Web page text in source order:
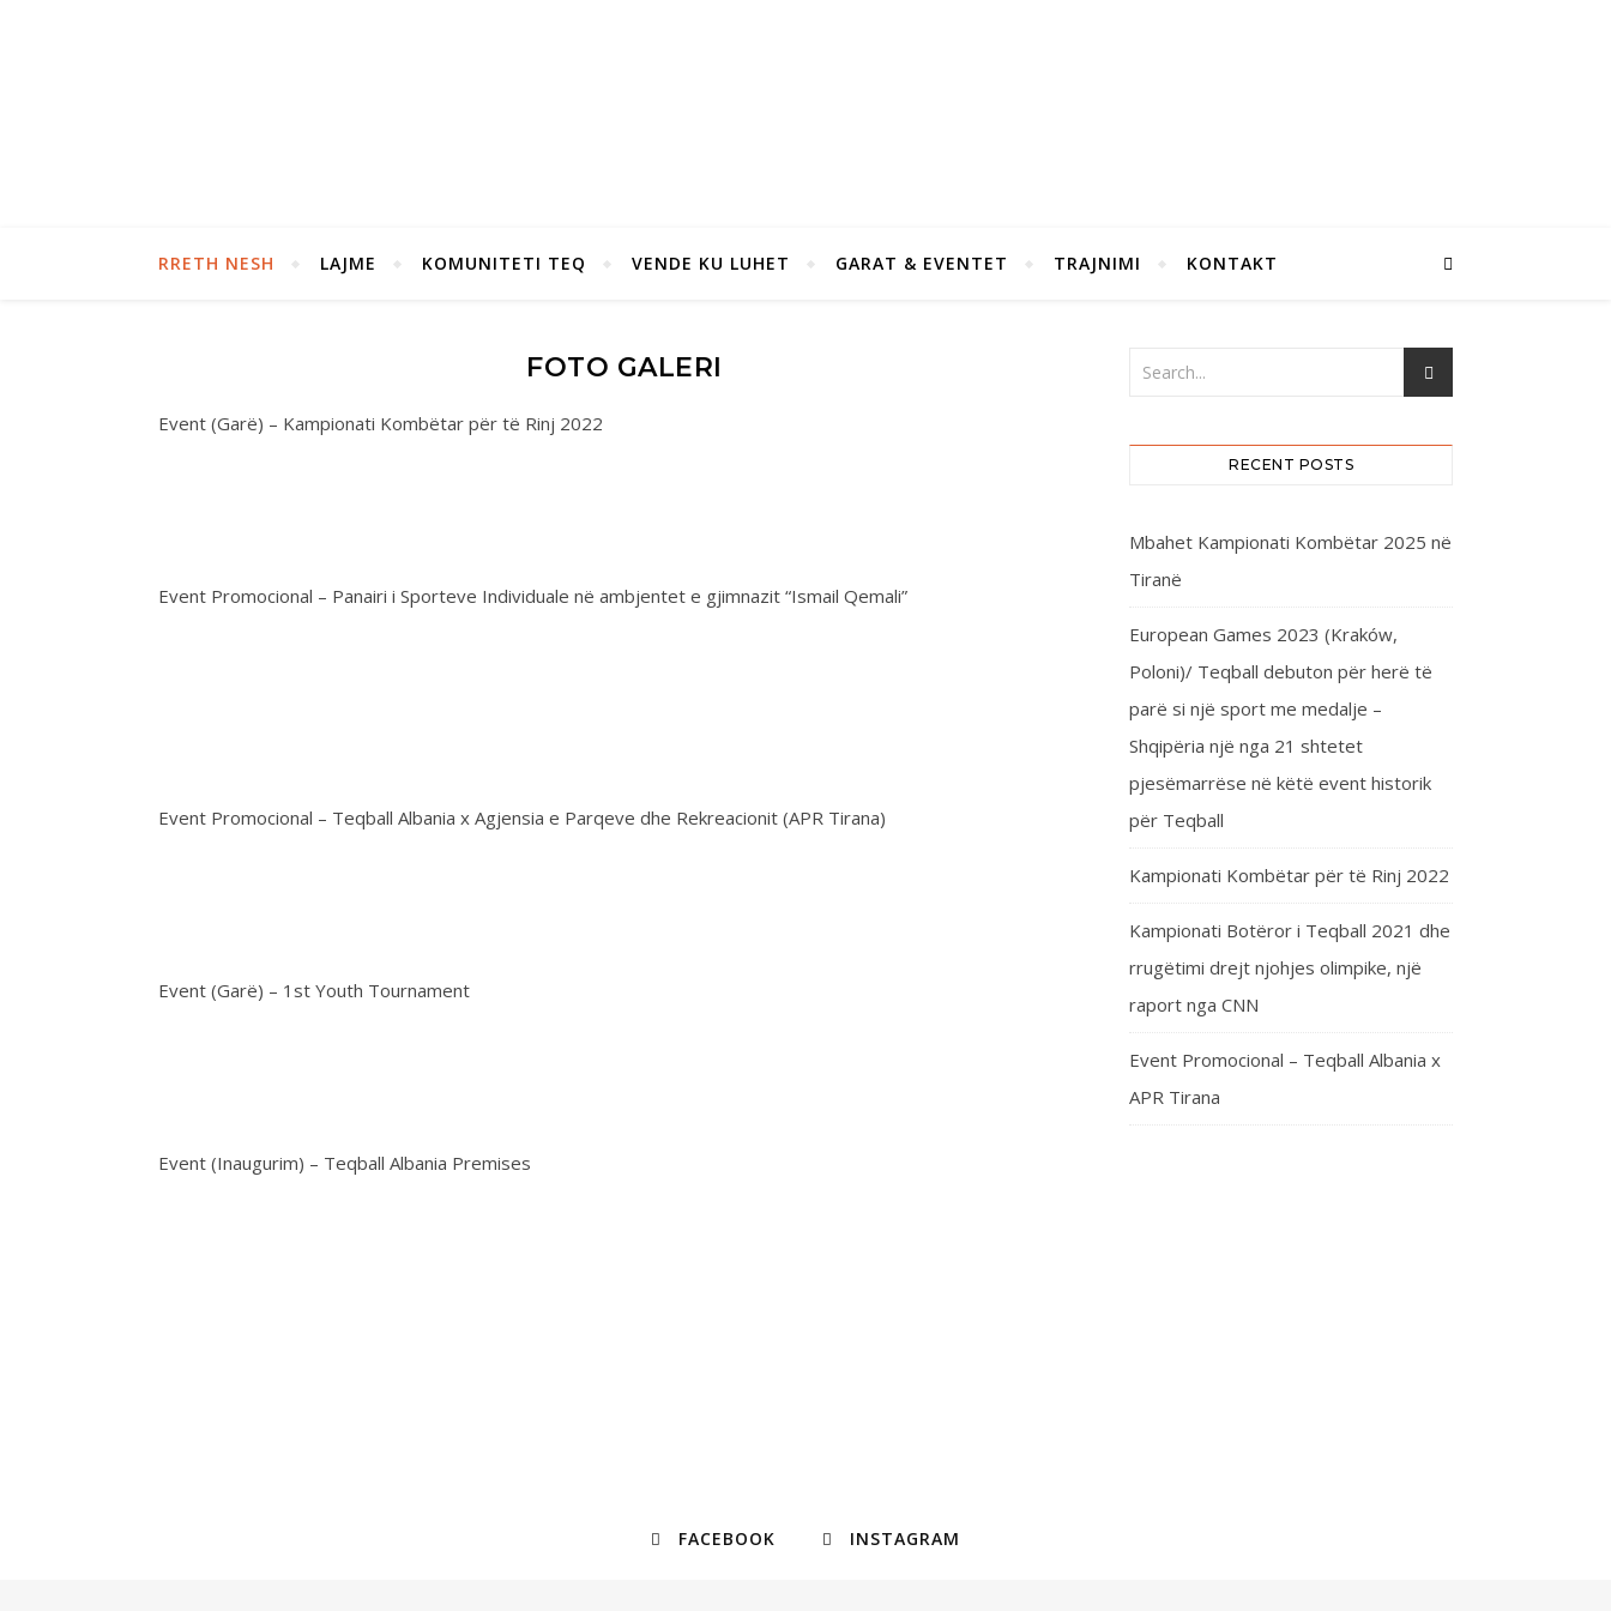
RRETH NESH LAJME KOMUNITETI TEQ VENDE KU LUHET GARAT & EVENTET TRAJNIMI KONTAKT
FOTO GALERI
Event (Garë) – Kampionati Kombëtar për të Rinj 2022
Event Promocional – Panairi i Sporteve Individuale në ambjentet e gjimnazit “Ismail Qemali”
Event Promocional – Teqball Albania x Agjensia e Parqeve dhe Rekreacionit (APR Tirana)
Event (Garë) – 1st Youth Tournament
Event (Inaugurim) – Teqball Albania Premises
RECENT POSTS
Mbahet Kampionati Kombëtar 2025 në
Tiranë
European Games 2023 (Kraków,
Poloni)/ Teqball debuton për herë të
parë si një sport me medalje –
Shqipëria një nga 21 shtetet
pjesëmarrëse në këtë event historik
për Teqball
Kampionati Kombëtar për të Rinj 2022
Kampionati Botëror i Teqball 2021 dhe
rrugëtimi drejt njohjes olimpike, një
raport nga CNN
Event Promocional – Teqball Albania x
APR Tirana
FACEBOOK INSTAGRAM